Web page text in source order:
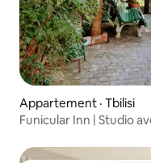
Appartement · Tbilisi
Funicular Inn | Studio